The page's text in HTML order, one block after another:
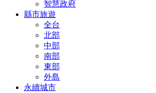
智慧政府
縣市旅遊
全台
北部
中部
南部
東部
外島
永續城市